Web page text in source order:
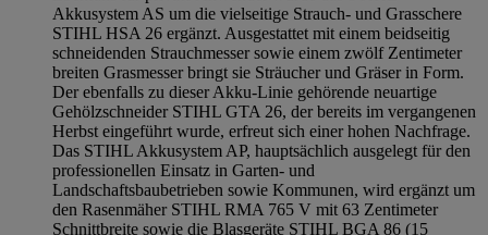
Akkusystem AS um die vielseitige Strauch- und Grasschere
STIHL HSA 26 ergänzt. Ausgestattet mit einem beidseitig
schneidenden Strauchmesser sowie einem zwölf Zentimeter
breiten Grasmesser bringt sie Sträucher und Gräser in Form.
Der ebenfalls zu dieser Akku-Linie gehörende neuartige
Gehölzschneider STIHL GTA 26, der bereits im vergangenen
Herbst eingeführt wurde, erfreut sich einer hohen Nachfrage.
Das STIHL Akkusystem AP, hauptsächlich ausgelegt für den
professionellen Einsatz in Garten- und
Landschaftsbaubetrieben sowie Kommunen, wird ergänzt um
den Rasenmäher STIHL RMA 765 V mit 63 Zentimeter
Schnittbreite sowie die Blasgeräte STIHL BGA 86 (15